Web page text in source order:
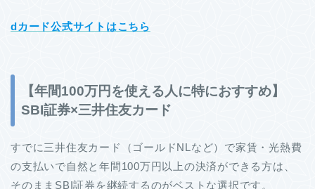
dカード公式サイトはこちら
【年間100万円を使える人に特におすすめ】
SBI証券×三井住友カード
すでに三井住友カード（ゴールドNLなど）で家賃・光熱費
の支払いで自然と年間100万円以上の決済ができる方は、
そのままSBI証券を継続するのがベストな選択です。